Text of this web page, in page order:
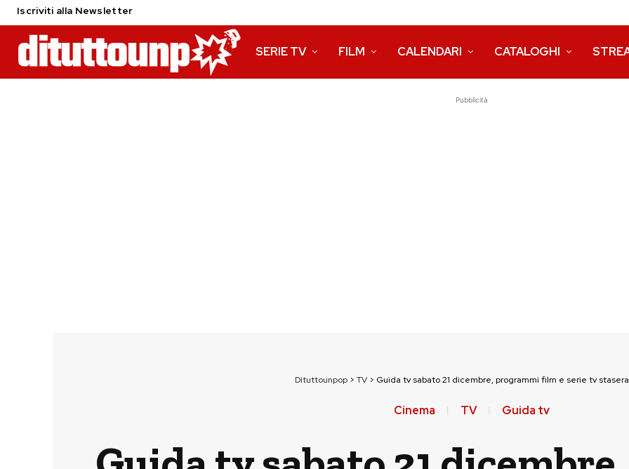
Iscriviti alla Newsletter
SERIE TV FILM CALENDARI CATALOGHI
Pubblicità
Dituttounpop > TV > Guida tv sabato 21 dicembre, programmi film e serie tv
Cinema TV Guida tv